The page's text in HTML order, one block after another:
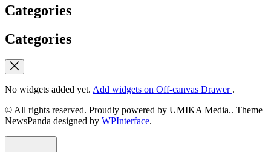
Categories
Categories
No widgets added yet. Add widgets on Off-canvas Drawer .
© All rights reserved. Proudly powered by UMIKA Media.. Theme
NewsPanda designed by WPInterface.